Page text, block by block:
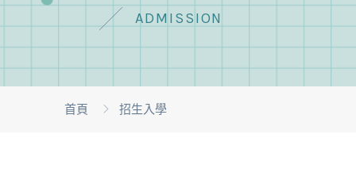
ADMISSION
首頁 招生入學